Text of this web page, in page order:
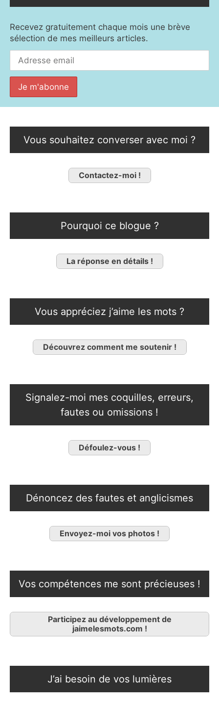
Recevez gratuitement chaque mois une brève
sélection de mes meilleurs articles.
Vous souhaitez converser avec moi ?
Contactez-moi !
Pourquoi ce blogue ?
La réponse en détails !
Vous appréciez j’aime les mots ?
Découvrez comment me soutenir !
Signalez-moi mes coquilles, erreurs,
fautes ou omissions !
Défoulez-vous !
Dénoncez des fautes et anglicismes
Envoyez-moi vos photos !
Vos compétences me sont précieuses !
Participez au développement de
jaimelesmots.com !
J’ai besoin de vos lumières